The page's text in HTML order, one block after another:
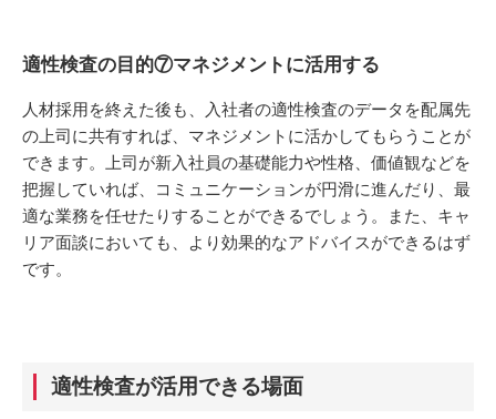
適性検査の目的⑦マネジメントに活用する
人材採用を終えた後も、入社者の適性検査のデータを配属先
の上司に共有すれば、マネジメントに活かしてもらうことが
できます。上司が新入社員の基礎能力や性格、価値観などを
把握していれば、コミュニケーションが円滑に進んだり、最
適な業務を任せたりすることができるでしょう。また、キャ
リア面談においても、より効果的なアドバイスができるはず
です。
適性検査が活用できる場面